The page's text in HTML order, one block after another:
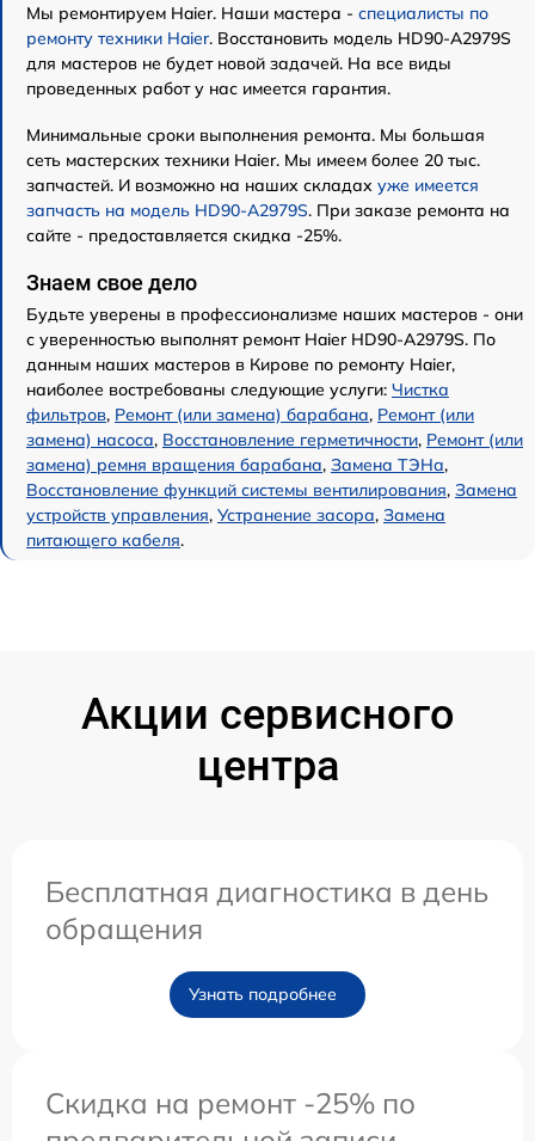
Мы ремонтируем Haier. Наши мастера - специалисты по
ремонту техники Haier. Восстановить модель HD90-A2979S
для мастеров не будет новой задачей. На все виды
проведенных работ у нас имеется гарантия.
Минимальные сроки выполнения ремонта. Мы большая
сеть мастерских техники Haier. Мы имеем более 20 тыс.
запчастей. И возможно на наших складах уже имеется
запчасть на модель HD90-A2979S. При заказе ремонта на
сайте - предоставляется скидка -25%.
Знаем свое дело
Будьте уверены в профессионализме наших мастеров - они
с уверенностью выполнят ремонт Haier HD90-A2979S. По
данным наших мастеров в Кирове по ремонту Haier,
наиболее востребованы следующие услуги: Чистка
фильтров, Ремонт (или замена) барабана, Ремонт (или
замена) насоса, Восстановление герметичности, Ремонт (или
замена) ремня вращения барабана, Замена ТЭНа,
Восстановление функций системы вентилирования, Замена
устройств управления, Устранение засора, Замена
питающего кабеля.
Акции сервисного
центра
Бесплатная диагностика в день
обращения
Узнать подробнее
Скидка на ремонт -25% по